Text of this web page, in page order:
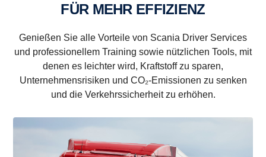
FÜR MEHR EFFIZIENZ
Genießen Sie alle Vorteile von Scania Driver Services
und professionellem Training sowie nützlichen Tools, mit
denen es leichter wird, Kraftstoff zu sparen,
Unternehmensrisiken und CO₂-Emissionen zu senken
und die Verkehrssicherheit zu erhöhen.